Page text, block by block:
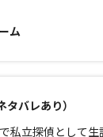
ム
バレあり）
私立探偵として生